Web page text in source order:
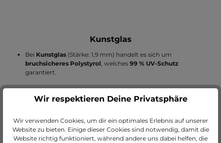
Kunstglas
Bei Kunstglas (Stärke: 1,9 mm) handelt es sich um
bruchsicheres Polystyrol , welches 99 % UV-Schutz
garantiert.
Unser Kunstglas hat eine entspiegelte Seite, sodass es
optional auch als Antireflexglas genutzt werden kann.
beidseitig mit einer Schutzfolie ausgestattet, die vor der
Verwendung abgezogen werden sollte.
Wir respektieren Deine Privatsphäre
Wir verwenden Cookies, um dir ein optimales Erlebnis auf unserer
Website zu bieten. Einige dieser Cookies sind notwendig, damit die
Website richtig funktioniert, während andere uns dabei helfen, die